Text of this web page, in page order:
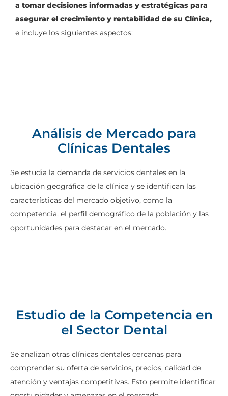
a tomar decisiones informadas y estratégicas para
asegurar el crecimiento y rentabilidad de su Clínica,
e incluye los siguientes aspectos:
Análisis de Mercado para
Clínicas Dentales
Se estudia la demanda de servicios dentales en la
ubicación geográfica de la clínica y se identifican las
características del mercado objetivo, como la
competencia, el perfil demográfico de la población y las
oportunidades para destacar en el mercado.
Estudio de la Competencia en
el Sector Dental
Se analizan otras clínicas dentales cercanas para
comprender su oferta de servicios, precios, calidad de
atención y ventajas competitivas. Esto permite identificar